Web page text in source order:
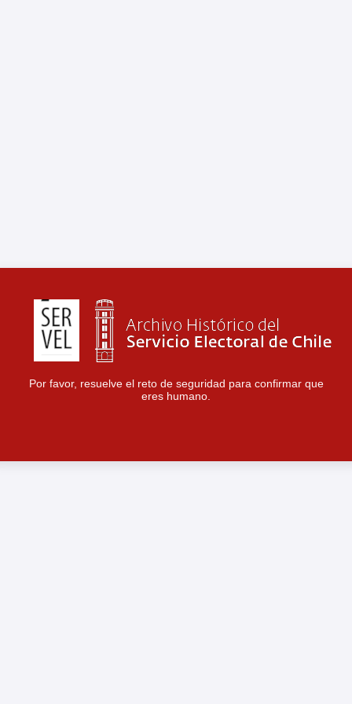
Por favor, resuelve el reto de seguridad para confirmar que
eres humano.